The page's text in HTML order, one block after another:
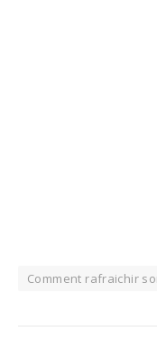
Comment rafraichir